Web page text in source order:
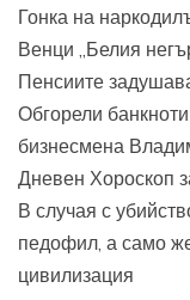
Гонка на
Венци „Белия
Пенсиите
Обгорели
бизнесмена
Дневен Хороскоп
В случая с
педофил, а само
цивилизация